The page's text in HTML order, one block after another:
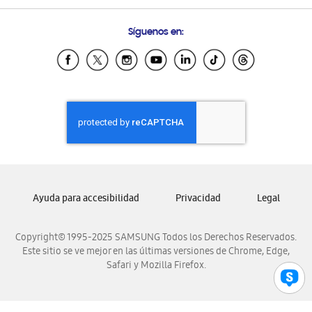
Samsung Ecuador
Samsung El Salvador
Samsung Honduras
Samsung Nicaragua
Samsung Panamá
Samsung Venezuela
Síguenos en:
Copyright© 1995-2025 SAMSUNG Todos los Derechos Reservados.
Este sitio se ve mejor en las últimas versiones de Chrome, Edge,
Safari y Mozilla Firefox.
Ayuda para accesibilidad Privacidad Legal